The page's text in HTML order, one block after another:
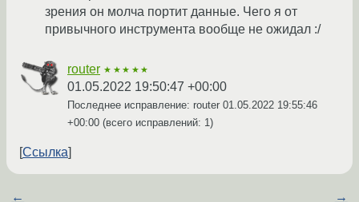
зрения он молча портит данные. Чего я от
привычного инструмента вообще не ожидал :/
router ★★★★★
01.05.2022 19:50:47 +00:00
Последнее исправление: router 01.05.2022 19:55:46
+00:00 (всего исправлений: 1)
Ссылка
← →